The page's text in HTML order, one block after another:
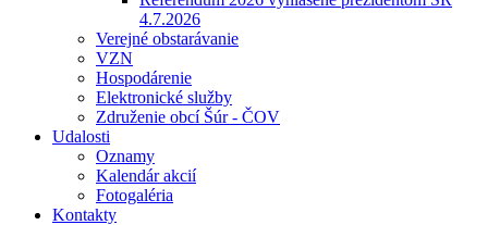
4.7.2026
Verejné obstarávanie
VZN
Hospodárenie
Elektronické služby
Združenie obcí Šúr - ČOV
Udalosti
Oznamy
Kalendár akcií
Fotogaléria
Kontakty